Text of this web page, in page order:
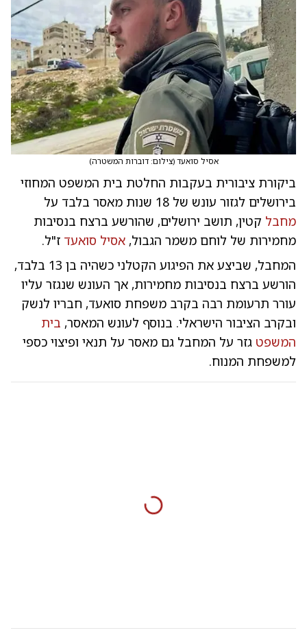
אסיל סואעד (צילום: דוברות המשטרה)
ביקורת ציבורית בעקבות החלטת בית המשפט המחוזי
בירושלים לגזור עונש של 18 שנות מאסר בלבד על
מחבל קטין, תושב ירושלים, שהורשע ברצח בנסיבות
מחמירות של לוחם משמר הגבול, אסיל סואעד ז"ל.
המחבל, שביצע את הפיגוע הקטלני כשהיה בן 13 בלבד,
הורשע ברצח בנסיבות מחמירות, אך העונש שנגזר עליו
עורר תרעומת רבה בקרב משפחת סואעד, חבריו לנשק
ובקרב הציבור הישראלי. בנוסף לעונש המאסר, בית
המשפט גזר על המחבל גם מאסר על תנאי ופיצוי כספי
למשפחת המנוח.